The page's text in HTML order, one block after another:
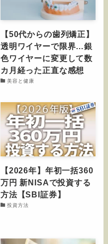
【50代からの歯列矯正】
透明ワイヤーで限界…銀
色ワイヤーに変更して数
カ月経った正直な感想
美容と健康
【2026年】年初一括360
万円 新NISAで投資する
方法【SBI証券】
投資方法